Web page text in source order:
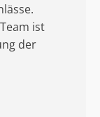
ist
der